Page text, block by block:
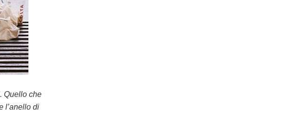
Quello che
l’anello di